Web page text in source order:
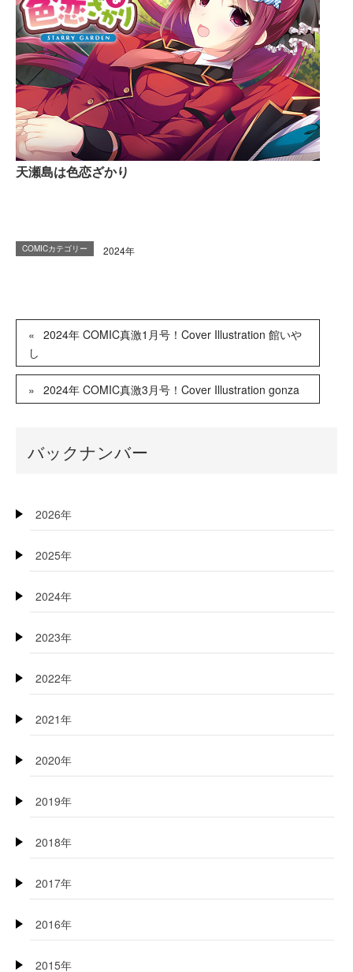
天瀬島は色恋ざかり
COMICカテゴリー 2024年
2024年 COMIC真激1月号！Cover Illustration 館いや
し
2024年 COMIC真激3月号！Cover Illustration gonza
バックナンバー
2026年
2025年
2024年
2023年
2022年
2021年
2020年
2019年
2018年
2017年
2016年
2015年